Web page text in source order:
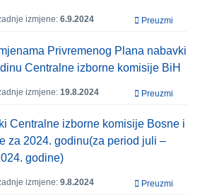
izmjene: 6.9.2024 Preuzmi
Privremenog Plana nabavki
Centralne izborne komisije BiH
izmjene: 19.8.2024 Preuzmi
Centralne izborne komisije Bosne i
za 2024. godinu(za period juli –
godine)
izmjene: 9.8.2024 Preuzmi